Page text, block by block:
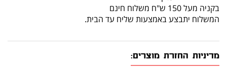
בקניה מעל 150 ש"ח משלוח חינם
המשלוח יתבצע באמצעות שליח עד הבית.
מדיניות החזרת מוצרים: